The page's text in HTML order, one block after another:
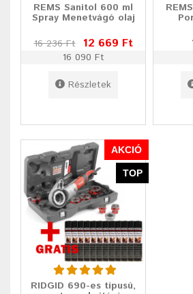
REMS Sanitol 600 ml
Spray Menetvágó olaj
16 236 Ft 12 669 Ft
16 090 Ft
Részletek
AKCIÓ
TOP
RIDGID 690-es típusú,